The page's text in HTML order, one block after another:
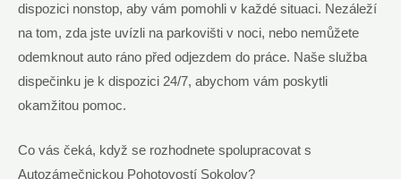
dispozici nonstop, aby vám pomohli v každé situaci. Nezáleží
na tom, zda jste uvízli na parkovišti v noci, nebo nemůžete
odemknout auto ráno před odjezdem do práce. Naše služba
dispečinku je k dispozici 24/7, abychom vám poskytli
okamžitou pomoc.
Co vás čeká, když se rozhodnete spolupracovat s
Autozámečnickou Pohotovostí Sokolov?